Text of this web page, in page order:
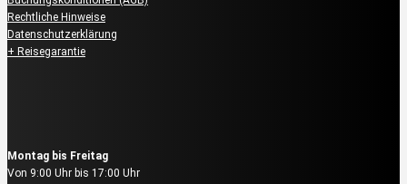
Rechtliche Hinweise
Datenschutzerklärung
+ Reisegarantie
Montag bis Freitag
Von 9:00 Uhr bis 17:00 Uhr